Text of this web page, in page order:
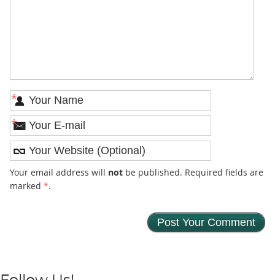
*
*
Your email address will notbe published. Required fields are
marked *.